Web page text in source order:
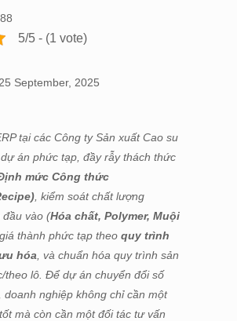
5/5 - (1 vote)
September, 2025
tại các Công ty Sản xuất Cao su
án phức tạp, đầy rẫy thách thức
mức Công thức
, kiểm soát chất lượng
đầu vào (Hóa chất, Polymer, Muội
thành phức tạp theo quy trình
hóa , và chuẩn hóa quy trình sản
theo lô. Để dự án chuyển đổi số
doanh nghiệp không chỉ cần một
mà còn cần một đối tác tư vấn